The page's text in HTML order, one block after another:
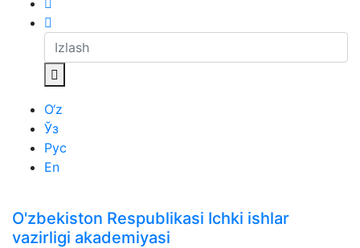
O‘z
Ўз
Рус
En
O'zbekiston Respublikasi Ichki ishlar
vazirligi akademiyasi